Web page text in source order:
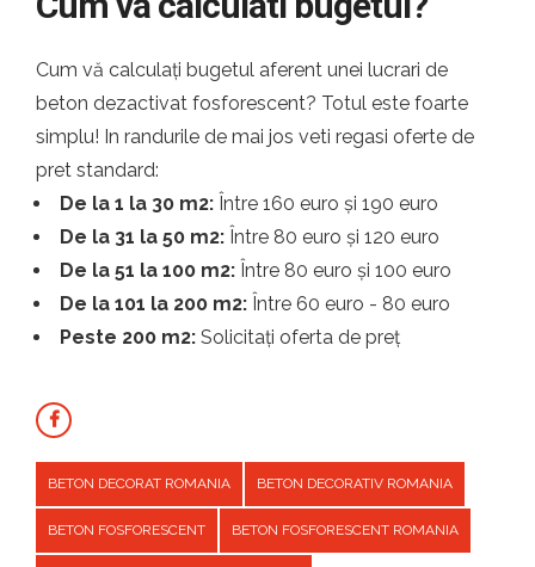
Cum vă calculați bugetul aferent unei lucrari de
beton dezactivat fosforescent? Totul este foarte
simplu! In randurile de mai jos veti regasi oferte de
pret standard:
De la 1 la 30 m2: Între 160 euro și 190 euro
De la 31 la 50 m2: Între 80 euro și 120 euro
De la 51 la 100 m2: Între 80 euro și 100 euro
De la 101 la 200 m2: Între 60 euro - 80 euro
Peste 200 m2: Solicitați oferta de preț
BETON DECORAT ROMANIA BETON DECORATIV ROMANIA
BETON FOSFORESCENT BETON FOSFORESCENT ROMANIA